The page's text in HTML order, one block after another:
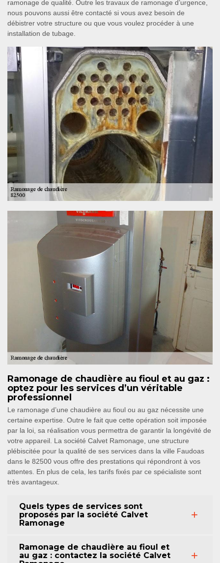
ramonage de qualité. Outre les travaux de ramonage d’urgence,
nous pouvons aussi être contacté si vous avez besoin de
débistrer votre structure ou que vous voulez procéder à une
installation de tubage.
Ramonage de chaudière au fioul et au gaz :
optez pour les services d’un véritable
professionnel
Le ramonage d’une chaudière au fioul ou au gaz nécessite une
certaine expertise. Outre le fait que cette opération soit imposée
par la loi, sa réalisation vous permettra de garantir la longévité de
votre appareil. La société Calvet Ramonage, une structure
plébiscitée pour la qualité de ses services dans la ville Faudoas
dans le 82500 vous offre des prestations qui répondront à vos
attentes. En plus de cela, les tarifs fixés par ce spécialiste sont
très avantageux.
Quels types de services sont
proposés par la société Calvet
Ramonage
Ramonage de chaudière au fioul et
au gaz : contactez la société Calvet